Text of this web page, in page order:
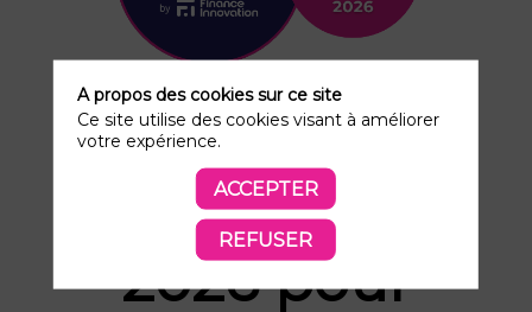
Rendez-
vous en
2026 pour
A propos des cookies sur ce site
Ce site utilise des cookies visant à améliorer
votre expérience.
ACCEPTER
REFUSER